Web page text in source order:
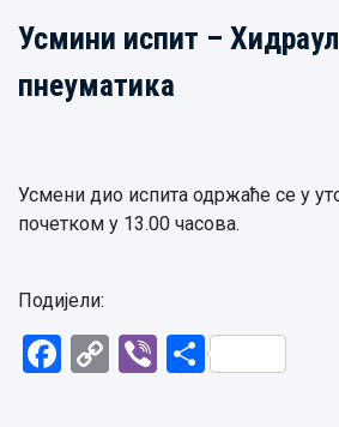
Усмини испит –
пнеуматика
Усмени дио испита одржаће се у
почетком у 13.00 часова.
Подијели:
Facebook
CopyViberShare